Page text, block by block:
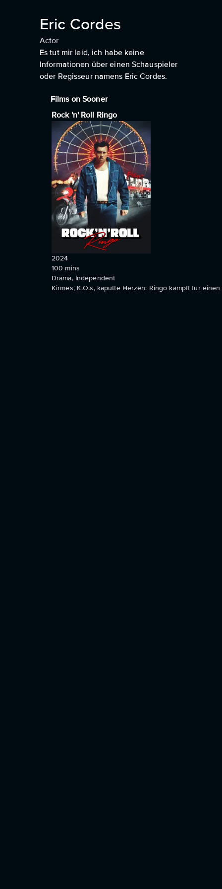
Eric Cordes
Actor
Es tut mir leid, ich habe keine
Informationen über einen Schauspieler
oder Regisseur namens Eric Cordes.
Films on Sooner
Rock 'n' Roll Ringo
2024
100 mins
Drama, Independent
Kirmes, K.O.s, kaputte Herzen: Ringo kämpft für